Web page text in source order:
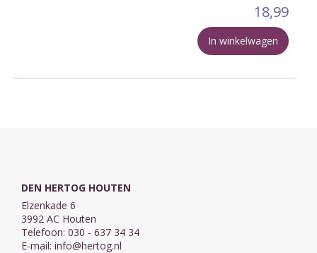
18,99
In winkelwagen
DEN HERTOG HOUTEN
Elzenkade 6
3992 AC Houten
Telefoon: 030 - 637 34 34
E-mail: info@hertog.nl